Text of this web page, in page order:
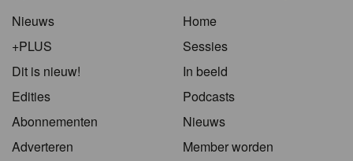
Nieuws
+PLUS
Dit is nieuw!
Edities
Abonnementen
Adverteren
Home
Sessies
In beeld
Podcasts
Nieuws
Member worden